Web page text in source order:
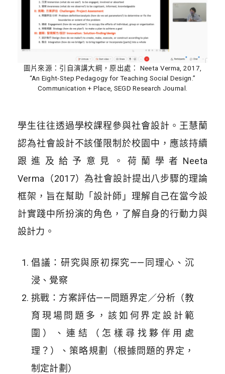
圖片來源：引自演講大綱，原出處： Neeta Verma, 2017,
“An Eight-Step Pedagogy for Teaching Social Design.”
Communication + Place, SEGD Research Journal.
學生往往透過學校課程參與社會設計。王慧蘭
認為社會設計不該僅限制於校園中，應該持續
跟進及給予意見。荷蘭學者Neeta
Verma（2017）為社會設計提出八步驟的理論
框架，旨在幫助「設計師」理解自己在當今設
計實踐中所扮演的角色，了解自身的行動力與
設計力。
倡議：研究與原初探究——同理心、沉
浸、覺察
挑戰：方案評估——問題界定／分析（教
育現場問題多，該如何界定設計範
圍）、連結（怎樣尋找夥伴用處
理？）、策略規劃（根據問題的界定，
制定計劃）